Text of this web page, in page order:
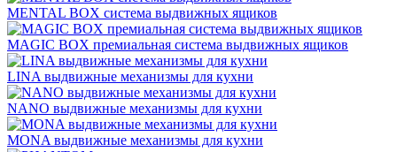
MENTAL BOX система выдвижных ящиков
MAGIC BOX премиальная система выдвижных ящиков
LINA выдвижные механизмы для кухни
NANO выдвижные механизмы для кухни
MONA выдвижные механизмы для кухни